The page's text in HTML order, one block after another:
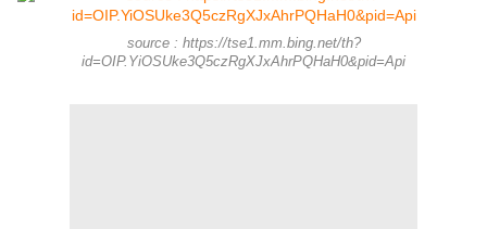
source : https://tse1.mm.bing.net/th?
id=OIP.YiOSUke3Q5czRgXJxAhrPQHaH0&pid=Api